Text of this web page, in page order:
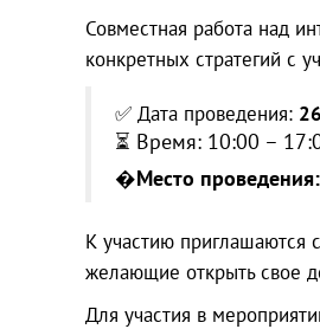
Совместная работа над
конкретных стратегий с
✅ Дата проведения:
⏳ Время: 10:00 –
�Место проведения:
К участию приглашаются
желающие открыть свое
Для участия в